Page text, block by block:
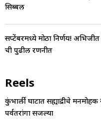
सिब्बल
सप्टेंबरमध्ये मोठा निर्णय! अभिजीत
ची पुढील रणनीत
Reels
कुंभार्ली घाटात सह्याद्रीचे
पर्वतरांगा सजल्या